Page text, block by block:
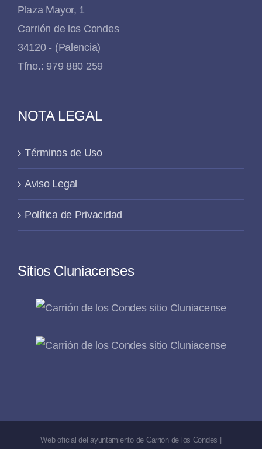
Plaza Mayor, 1
Carrión de los Condes
34120 - (Palencia)
Tfno.: 979 880 259
NOTA LEGAL
Términos de Uso
Aviso Legal
Política de Privacidad
Sitios Cluniacenses
Web oficial del ayuntamiento de Carrión de los Condes |